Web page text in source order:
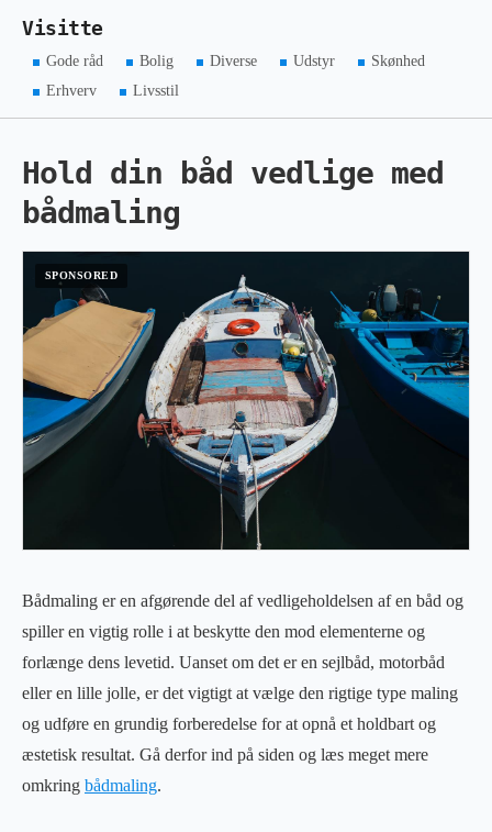
Visitte
Gode råd Bolig Diverse Udstyr
Skønhed
Erhverv
Livsstil
Hold din båd vedlige med
bådmaling
Bådmaling er en afgørende del af vedligeholdelsen af en båd og
spiller en vigtig rolle i at beskytte den mod elementerne og
forlænge dens levetid. Uanset om det er en sejlbåd, motorbåd
eller en lille jolle, er det vigtigt at vælge den rigtige type maling
og udføre en grundig forberedelse for at opnå et holdbart og
æstetisk resultat. Gå derfor ind på siden og læs meget mere
omkring bådmaling.